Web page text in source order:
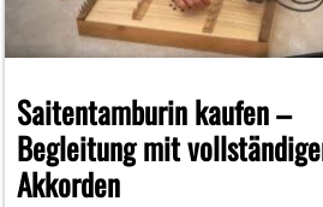
MUNDHARMONIKA
Saitentamburin kaufen –
Begleitung mit
Akkorden